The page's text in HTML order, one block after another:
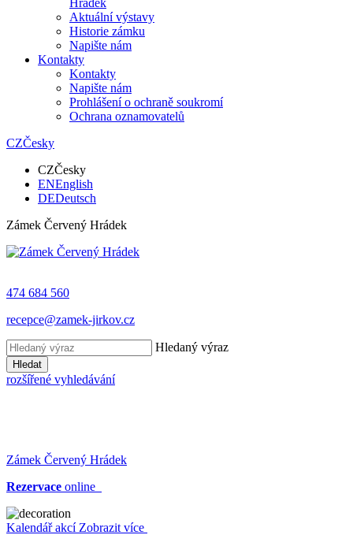
Hrádek
Aktuální výstavy
Historie zámku
Napište nám
Kontakty
Kontakty
Napište nám
Prohlášení o ochraně soukromí
Ochrana oznamovatelů
CZČesky
CZČesky
ENEnglish
DEDeutsch
Zámek Červený Hrádek
474 684 560
recepce@zamek-jirkov.cz
Hledaný výraz
Hledat
rozšířené vyhledávání
Zámek Červený Hrádek
Rezervace online
Kalendář akcí Zobrazit více